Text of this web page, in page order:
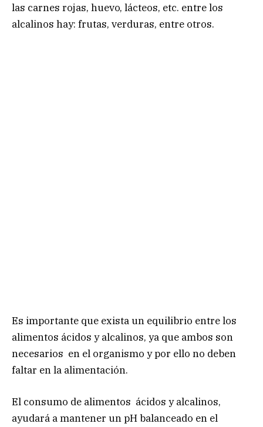
las carnes rojas, huevo, lácteos, etc. entre los
alcalinos hay: frutas, verduras, entre otros.
Es importante que exista un equilibrio entre los
alimentos ácidos y alcalinos, ya que ambos son
necesarios en el organismo y por ello no deben
faltar en la alimentación.
El consumo de alimentos ácidos y alcalinos,
ayudará a mantener un pH balanceado en el